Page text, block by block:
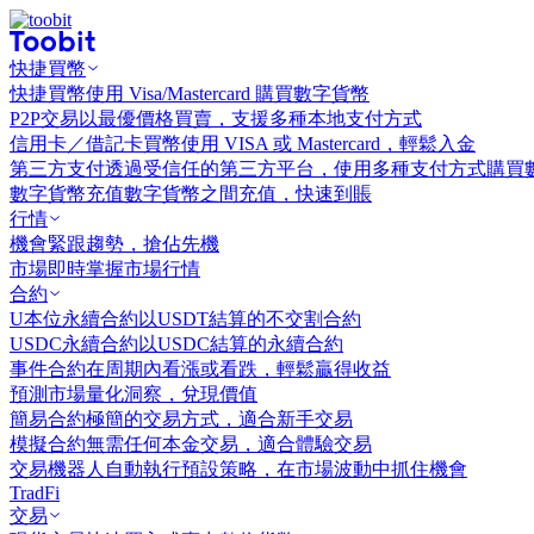
快捷買幣
快捷買幣使用 Visa/Mastercard 購買數字貨幣
P2P交易 以最優價格買賣，支援多種本地支付方式
信用卡／借記卡買幣使用 VISA 或 Mastercard，輕鬆入金
第三方支付透過受信任的第三方平台，使用多種支付方式購買
數字貨幣充值數字貨幣之間充值，快速到賬
行情
機會緊跟趨勢，搶佔先機
市場即時掌握市場行情
合約
U本位永續合約 以USDT結算的不交割合約
USDC永續合約 以USDC結算的永續合約
事件合約在周期內看漲或看跌，輕鬆贏得收益
預測市場量化洞察，兌現價值
簡易合約極簡的交易方式，適合新手交易
模擬合約無需任何本金交易，適合體驗交易
交易機器人 自動執行預設策略，在市場波動中抓住機會
TradFi
交易